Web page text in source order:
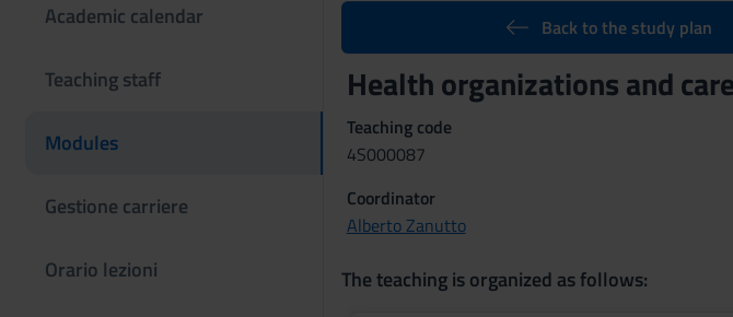
Academic calendar
Teaching staff
Modules
Gestione carriere
Orario lezioni
Back to the study plan
Health organizations and
Teaching code
4S000087
Coordinator
Alberto Zanutto
The teaching is organized as follows: